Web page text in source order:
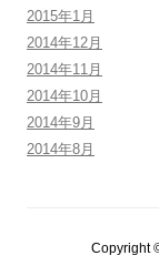
2015年1月
2014年12月
2014年11月
2014年10月
2014年9月
2014年8月
Copyright